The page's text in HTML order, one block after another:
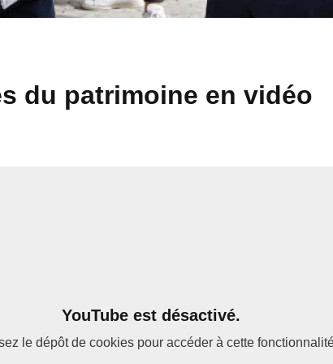
du patrimoine en vidéo
YouTube est désactivé.
le dépôt de cookies pour accéder à cette